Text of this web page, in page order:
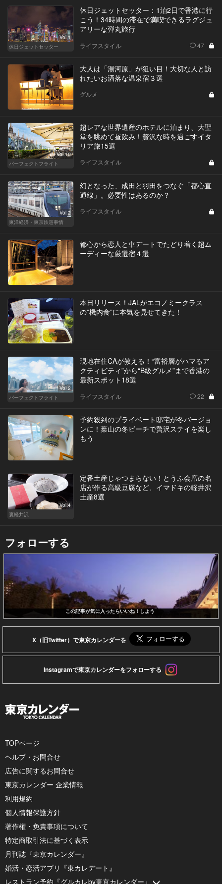
Vol.1
休日ジェットセッター
休日ジェットセッター：1泊2日で香港に行
こう！34時間の滞在で満喫できるラグジュ
アリーな弾丸旅行
ライフスタイル 47
大人は「湯河原」が狙い目！大切な人と訪
れたいお洒落な温泉宿３選
グルメ
Vol.10
パーフェクトフライト
超レアな世界遺産のホテルに泊まり、大聖
堂を眺めて昼飲み！贅沢な時を過ごすイタ
リア旅15選
ライフスタイル
Vol.2
東洋経済・東京鉄道事情
幻となった、成田と羽田をつなぐ「都心直
通線」。必要性はあるのか？
ライフスタイル
都心から恋人と車デートでたどり着く超ム
ーディーな厳選宿４選
本日リリース！JALがエコノミークラス
の”機内食”に本気を見せてきた！
Vol.2
パーフェクトフライト
現地在住CAが教える！“富裕層がハマるア
クティビティ”から“B級グルメ”まで香港の
最新スポット18選
ライフスタイル 22
予約殺到のプライベート邸宅が冬バージョ
ンに！葉山の冬ビーチで贅沢ステイを楽し
もう
Vol.4
裏軽井沢
定番土産じゃつまらない！とうふ会席の名
店が作る高級豆腐など、イマドキの軽井沢
土産8選
フォローする
この記事が気に入ったらいいね！しよう
X（旧Twitter）で東京カレンダーを
Instagramで東京カレンダーをフォローする
TOPページ
ヘルプ・お問合せ
広告に関するお問合せ
東京カレンダー 企業情報
利用規約
個人情報保護方針
著作権・免責事項について
特定商取引法に基づく表示
月刊誌『東京カレンダー』
婚活・恋活アプリ『東カレデート』
レストラン予約『グルカレby東京カレンダー』